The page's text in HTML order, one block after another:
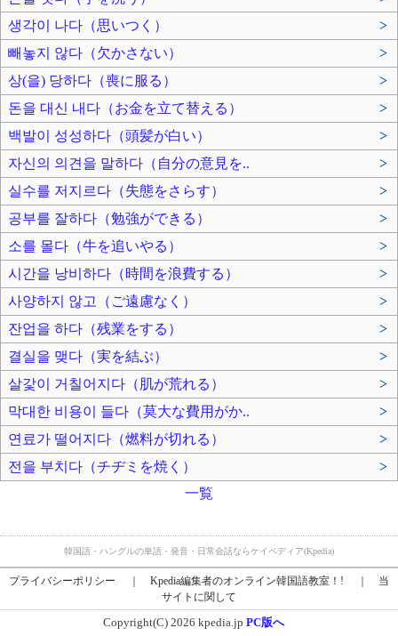
생각이 나다（思いつく）
>
빼놓지 않다（欠かさない）
>
상(을) 당하다（喪に服る）
>
돈을 대신 내다（お金を立て替える）
>
백발이 성성하다（頭髪が白い）
>
자신의 의견을 말하다（自分の意見を..
>
실수를 저지르다（失態をさらす）
>
공부를 잘하다（勉強ができる）
>
소를 몰다（牛を追いやる）
>
시간을 낭비하다（時間を浪費する）
>
사양하지 않고（ご遠慮なく）
>
잔업을 하다（残業をする）
>
결실을 맺다（実を結ぶ）
>
살갗이 거칠어지다（肌が荒れる）
>
막대한 비용이 들다（莫大な費用がか..
>
연료가 떨어지다（燃料が切れる）
>
전을 부치다（チヂミを焼く）
>
一覧
韓国語・ハングルの単語・発音・日常会話ならケイペディア(Kpedia)
プライバシーポリシー Kpedia編集者のオンライン韓国語教室！!
当
サイトに関して
Copyright(C) 2026 kpedia.jp PC版へ